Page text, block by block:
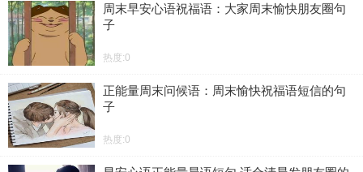
周末早安心语祝福语：大家周末愉快朋友圈句
子
热度:0
正能量周末问候语：周末愉快祝福语短信的句
子
热度:0